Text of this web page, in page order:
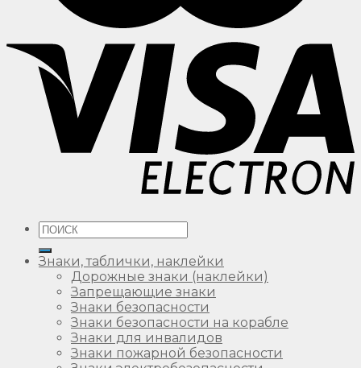
Искать:
Знаки, таблички, наклейки
Дорожные знаки (наклейки)
Запрещающие знаки
Знаки безопасности
Знаки безопасности на корабле
Знаки для инвалидов
Знаки пожарной безопасности